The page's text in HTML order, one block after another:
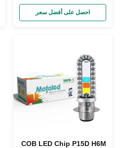
Products Description
احصل على أفضل سعر
COB LED Chip P15D H6M